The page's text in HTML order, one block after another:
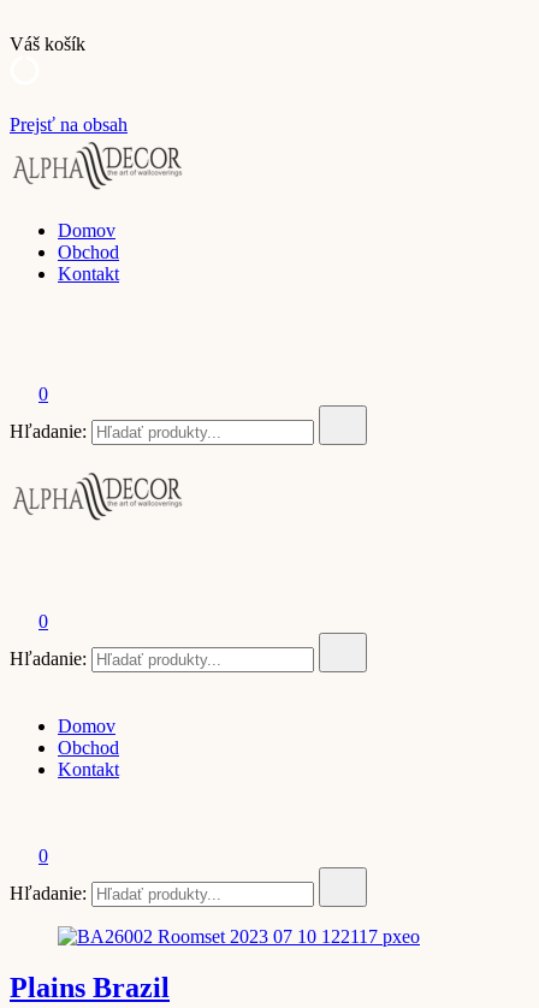
Váš košík
Prejsť na obsah
Alpha Decor | e-shop
Domov
Obchod
Kontakt
0
Hľadanie:
0
Hľadanie:
Domov
Obchod
Kontakt
0
Hľadanie:
Plains Brazil